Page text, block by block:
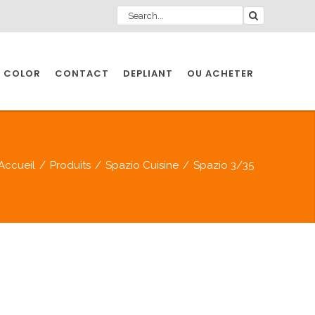
COLOR CONTACT DEPLIANT OU ACHETER
/ Produits / Spazio Cuisine / Spazio 3/35